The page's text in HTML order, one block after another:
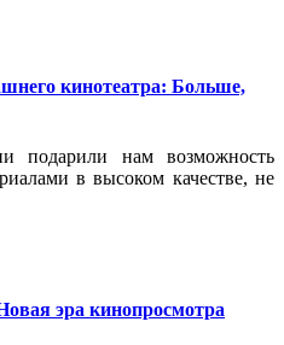
кинотеатра: Больше,
подарили нам возможность
в высоком качестве, не
эра кинопросмотра